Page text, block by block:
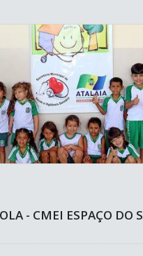
- CMEI ESPAÇO DO